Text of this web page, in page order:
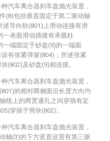
汽车离合器刹车盘抛光装置，
(8)包括垂直固定于第二驱动轴
述导向轨(801)上滑动连接有滑
一表面滑动插接有承载柱
一端固定于砂盘(9)的一端面
有张紧弹簧(804)；所述张紧
(802)及砂盘(9)相连接。
汽车离合器刹车盘抛光装置，
的相对两侧面沿长度方向均
线上的两贯通孔之间穿插有定
穿插于滑块(802)。
汽车离合器刹车盘抛光装置，
轴(3)的下方竖直设置有第三驱